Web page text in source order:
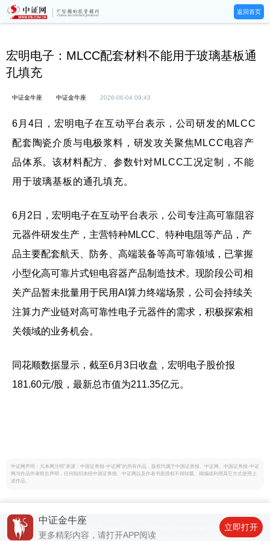
返回首页
宏明电子：MLCC配套材料不能用于玻璃基板通
孔填充
中证金牛座 中证金牛座 2026-06-04 09:43
6月4日，宏明电子在互动平台表示，公司研发的MLCC
配套陶瓷介质与电极浆料，研发攻关聚焦MLCC电容产
品体系。该材料配方、参数针对MLCC工况定制，不能
用于玻璃基板的通孔填充。
6月2日，宏明电子在互动平台表示，公司专注高可靠阻容
元器件研发生产，主营特种MLCC、特种电阻等产品，产
品主要配套航天、防务、高端装备等高可靠领域，已掌握
小型化高可靠片式钽电容器产品制造技术。现阶段公司相
关产品暂未批量用于民用AI算力终端场景，公司会持续关
注算力产业链对高可靠性电子元器件的需求，积极探索相
关领域的业务机会。
同花顺数据显示，截至6月3日收盘，宏明电子股价报
181.60元/股，最新总市值为211.35亿元。
中证网声明：凡本网注明“来源：中国证券报·中证网”的所有作品，版权均属于中国证券报、中证网。中国证券报·中证
网与作品作者联合声明，任何组织未经中国证券报、中证网以及作者书面授权不得转载、摘编或利用其它方式使用上
述作品。
中国证券报有限责任公司版权所有，未经书面授权不得复制或建立镜像。
Copyright © 2001-2024 China Securities Journal.All Rights Reserved.
中证金牛座
更多精彩内容，请打开APP阅读
立即打开